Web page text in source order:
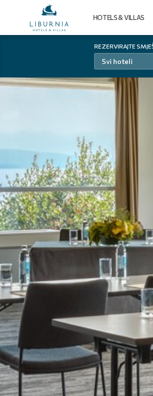
REZERVIRAJTE
Svi hoteli
HOTELS & VILLAS